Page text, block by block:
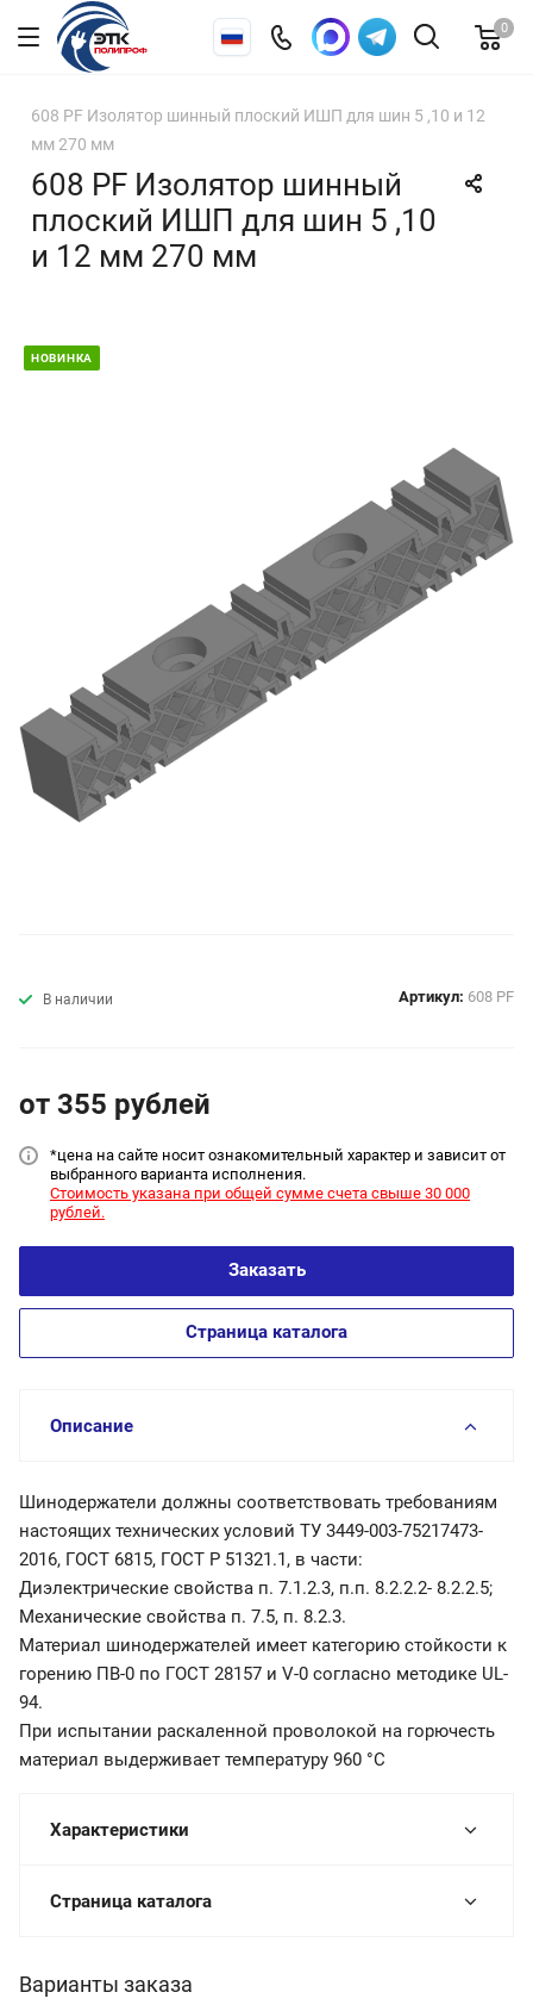
0
608 PF Изолятор шинный плоский ИШП для шин 5 ,10 и 12
мм 270 мм
608 PF Изолятор шинный
плоский ИШП для шин 5 ,10
и 12 мм 270 мм
НОВИНКА
В наличии Артикул: 608 PF
от 355 рублей
*цена на сайте носит ознакомительный характер и зависит от
выбранного варианта исполнения.
Стоимость указана при общей сумме счета свыше 30 000
рублей.
Заказать
Страница каталога
Описание
Шинодержатели должны соответствовать требованиям
настоящих технических условий ТУ 3449-003-75217473-
2016, ГОСТ 6815, ГОСТ Р 51321.1, в части:
Диэлектрические свойства п. 7.1.2.3, п.п. 8.2.2.2- 8.2.2.5;
Механические свойства п. 7.5, п. 8.2.3.
Материал шинодержателей имеет категорию стойкости к
горению ПВ-0 по ГОСТ 28157 и V-0 согласно методике UL-
94.
При испытании раскаленной проволокой на горючесть
материал выдерживает температуру 960 °С
Характеристики
Страница каталога
Варианты заказа